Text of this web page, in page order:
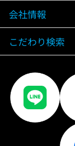
会社情報
こだわり検索